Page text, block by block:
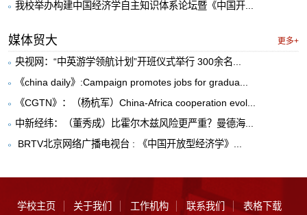
我校举办构建中国经济学自主知识体系论坛暨《中国开...
媒体贸大 更多+
央视网：“中英游学领航计划”开班仪式举行 300余名...
《china daily》:Campaign promotes jobs for gradua...
《CGTN》：（杨杭军）China-Africa cooperation evol...
中新经纬：（董秀成）比霍尔木兹风险更严重？曼德海...
​ BRTV北京网络广播电视台 : 《中国开放型经济学》...
学校主页 关于我们 工作机构 联系我们 表格下载